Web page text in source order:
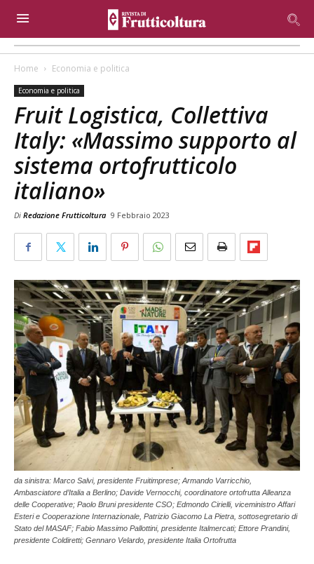
Home Economia e politica
Economia e politica
Fruit Logistica, Collettiva
Italy: «Massimo supporto al
sistema ortofrutticolo
italiano»
Di Redazione Frutticoltura 9 Febbraio 2023
da sinistra: Marco Salvi, presidente Fruitimprese; Armando Varricchio,
Ambasciatore d’Italia a Berlino; Davide Vernocchi, coordinatore ortofrutta Alleanza
delle Cooperative; Paolo Bruni presidente CSO; Edmondo Cirielli, viceministro Affari
Esteri e Cooperazione Internazionale, Patrizio Giacomo La Pietra, sottosegretario di
Stato del MASAF; Fabio Massimo Pallottini, presidente Italmercati; Ettore Prandini,
presidente Coldiretti; Gennaro Velardo, presidente Italia Ortofrutta